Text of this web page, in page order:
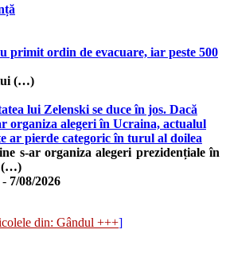
primit ordin de evacuare, iar peste 500
(…)
lui Zelenski se duce în jos. Dacă
organiza alegeri în Ucraina, actualul
ar pierde categoric în turul al doilea
s-ar organiza alegeri prezidențiale în
(…)
- 7/08/2026
din: Gândul +++]